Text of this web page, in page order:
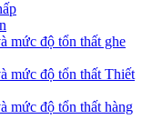
mức độ tổn thất ghe
mức độ tổn thất Thiết
mức độ tổn thất hàng